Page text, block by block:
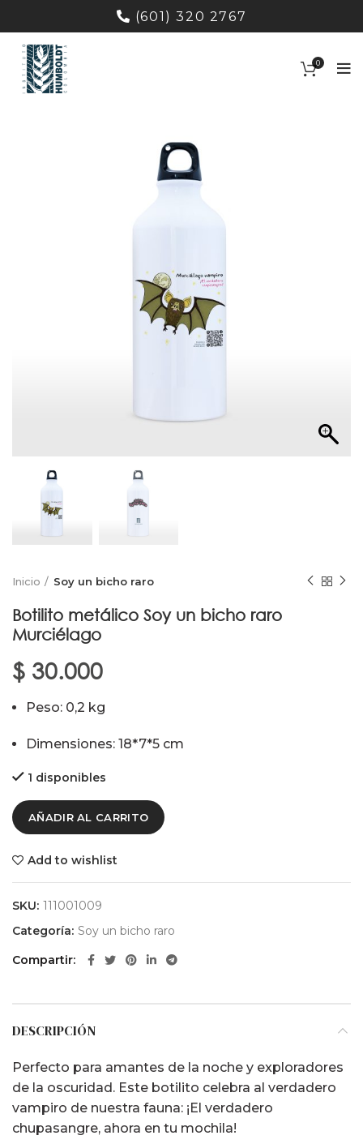
(601) 320 2767
0
Inicio Soy un bicho raro
Botilito metálico Soy un bicho raro
Murciélago
$ 30.000
Peso: 0,2 kg
Dimensiones: 18*7*5 cm
1 disponibles
AÑADIR AL CARRITO
Add to wishlist
SKU: 111001009
Categoría: Soy un bicho raro
Compartir
DESCRIPCIÓN
Perfecto para amantes de la noche y exploradores
de la oscuridad. Este botilito celebra al verdadero
vampiro de nuestra fauna: ¡El verdadero
chupasangre, ahora en tu mochila!